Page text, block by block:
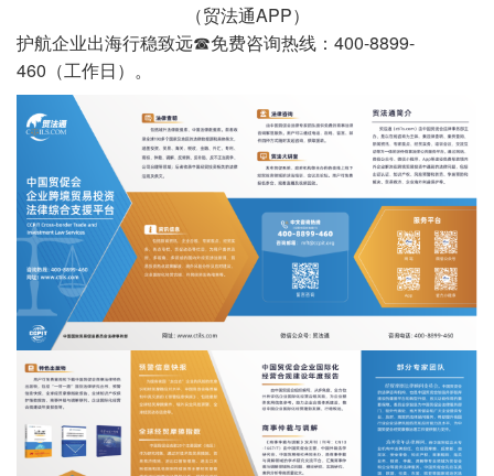
（贸法通APP）
护航企业出海行稳致远☎免费咨询热线：400-8899-
460（工作日）。